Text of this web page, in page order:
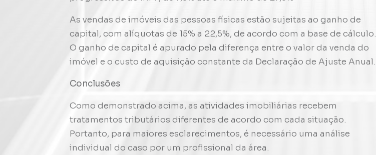
As vendas de imóveis das pessoas físicas estão sujeitas ao ganho de
capital, com alíquotas de 15% a 22,5%, de acordo com a base de cálculo.
O ganho de capital é apurado pela diferença entre o valor da venda do
imóvel e o custo de aquisição constante da Declaração de Ajuste Anual.
Conclusões
Como demonstrado acima, as atividades imobiliárias recebem
tratamentos tributários diferentes de acordo com cada situação.
Portanto, para maiores esclarecimentos, é necessário uma análise
individual do caso por um profissional da área.